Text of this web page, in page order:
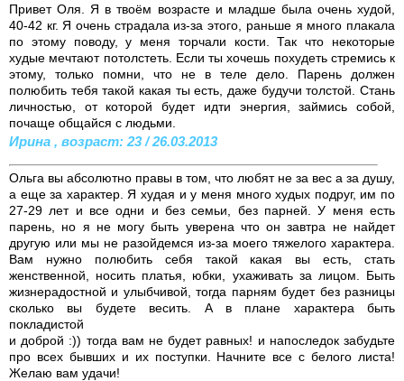
Привет Оля. Я в твоём возрасте и младше была очень худой,
40-42 кг. Я очень страдала из-за этого, раньше я много плакала
по этому поводу, у меня торчали кости. Так что некоторые
худые мечтают потолстеть. Если ты хочешь похудеть стремись к
этому, только помни, что не в теле дело. Парень должен
полюбить тебя такой какая ты есть, даже будучи толстой. Стань
личностью, от которой будет идти энергия, займись собой,
почаще общайся с людьми.
Ирина , возраст: 23 / 26.03.2013
Ольга вы абсолютно правы в том, что любят не за вес а за душу,
а еще за характер. Я худая и у меня много худых подруг, им по
27-29 лет и все одни и без семьи, без парней. У меня есть
парень, но я не могу быть уверена что он завтра не найдет
другую или мы не разойдемся из-за моего тяжелого характера.
Вам нужно полюбить себя такой какая вы есть, стать
женственной, носить платья, юбки, ухаживать за лицом. Быть
жизнерадостной и улыбчивой, тогда парням будет без разницы
сколько вы будете весить. А в плане характера быть
покладистой
и доброй :)) тогда вам не будет равных! и напоследок забудьте
про всех бывших и их поступки. Начните все с белого листа!
Желаю вам удачи!